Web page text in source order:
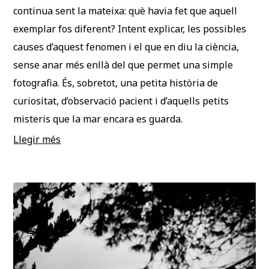
continua sent la mateixa: què havia fet que aquell
exemplar fos diferent? Intent explicar, les possibles
causes d’aquest fenomen i el que en diu la ciència,
sense anar més enllà del que permet una simple
fotografia. És, sobretot, una petita història de
curiositat, d’observació pacient i d’aquells petits
misteris que la mar encara es guarda.
Llegir més